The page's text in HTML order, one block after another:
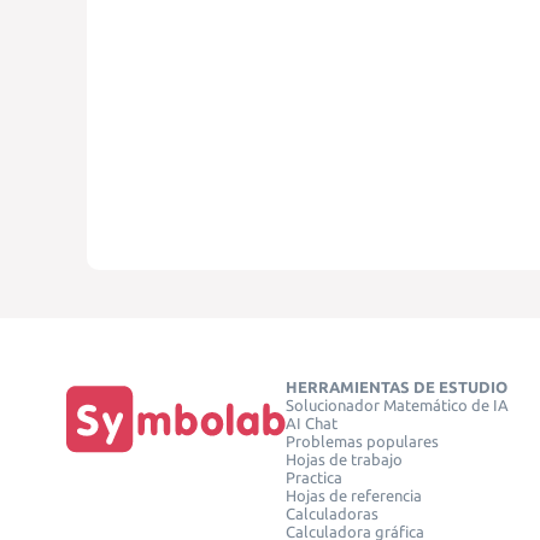
HERRAMIENTAS DE ESTUDIO
Solucionador Matemático de IA
AI Chat
Problemas populares
Hojas de trabajo
Practica
Hojas de referencia
Calculadoras
Calculadora gráfica